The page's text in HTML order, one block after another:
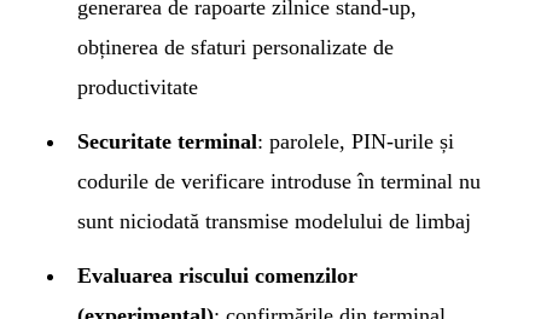
generarea de rapoarte zilnice stand-up,
obținerea de sfaturi personalizate de
productivitate
Securitate terminal: parolele, PIN-urile și
codurile de verificare introduse în terminal nu
sunt niciodată transmise modelului de limbaj
Evaluarea riscului comenzilor